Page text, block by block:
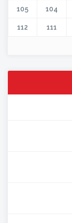
104
105
111
112